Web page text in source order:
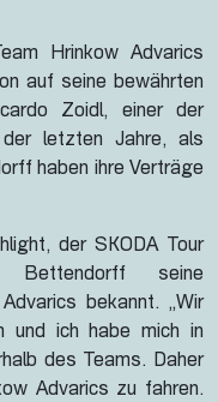
Hrinkow Advarics
auf seine bewährten
Zoidl, einer der
der letzten Jahre, als
haben ihre Verträge
der SKODA Tour
seine
bekannt. „Wir
und ich habe mich in
des Teams. Daher
Advarics zu fahren.